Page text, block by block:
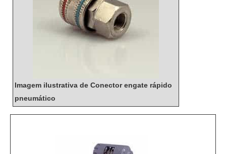
Imagem ilustrativa de Conector engate rápido
pneumático